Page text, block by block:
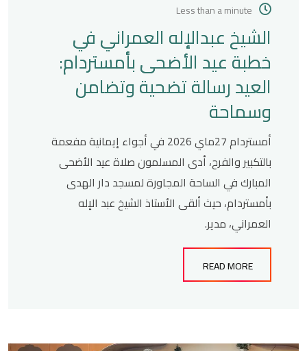
Less than a minute
الشيخ عبدالإله العمراني في
خطبة عيد الأضحى بأمستردام:
العيد رسالة تضحية وتضامن
وسماحة
أمستردام 27ماي 2026 في أجواء إيمانية مفعمة
بالتكبير والفرح، أدى المسلمون صلاة عيد الأضحى
المبارك في الساحة المجاورة لمسجد دار الهدى
بأمستردام، حيث ألقى الأستاذ الشيخ عبد الإله
العمراني، مدير.
READ MORE